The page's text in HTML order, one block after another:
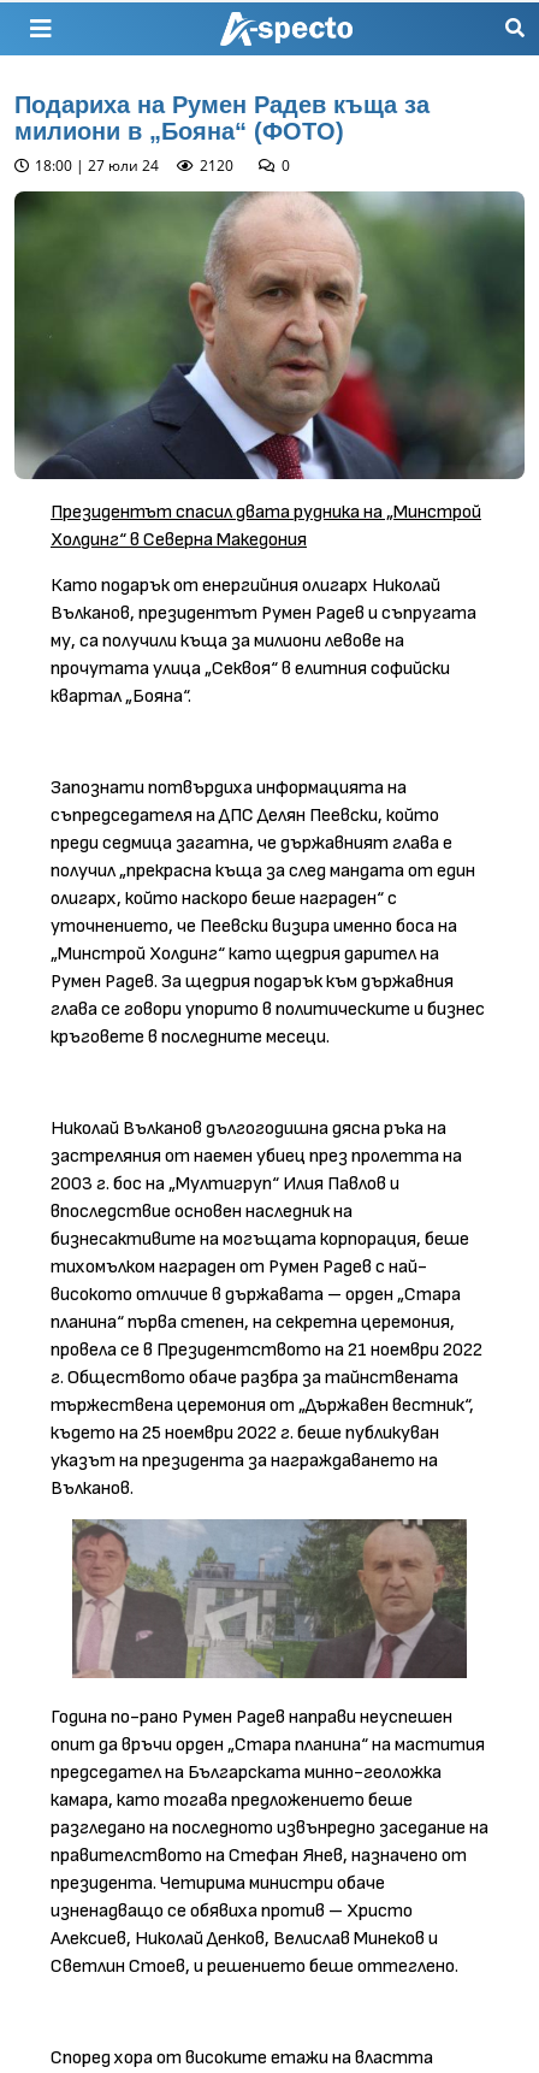
Подариха на Румен Радев къща за
милиони в „Бояна“ (ФОТО)
18:00 | 27 юли 24 2120 0
Президентът спасил двата рудника на „Минстрой
Холдинг“ в Северна Македония
Като подарък от енергийния олигарх Николай
Вълканов, президентът Румен Радев и съпругата
му, са получили къща за милиони левове на
прочутата улица „Секвоя“ в елитния софийски
квартал „Бояна“.
Запознати потвърдиха информацията на
съпредседателя на ДПС Делян Пеевски, който
преди седмица загатна, че държавният глава е
получил „прекрасна къща за след мандата от един
олигарх, който наскоро беше награден“ с
уточнението, че Пеевски визира именно боса на
„Минстрой Холдинг“ като щедрия дарител на
Румен Радев. За щедрия подарък към държавния
глава се говори упорито в политическите и бизнес
кръговете в последните месеци.
Николай Вълканов дългогодишна дясна ръка на
застреляния от наемен убиец през пролетта на
2003 г. бос на „Мултигруп“ Илия Павлов и
впоследствие основен наследник на
бизнесактивите на могъщата корпорация, беше
тихомълком награден от Румен Радев с най-
високото отличие в държавата – орден „Стара
планина“ първа степен, на секретна церемония,
провела се в Президентството на 21 ноември 2022
г. Обществото обаче разбра за тайнствената
тържествена церемония от „Държавен вестник“,
където на 25 ноември 2022 г. беше публикуван
указът на президента за награждаването на
Вълканов.
Година по-рано Румен Радев направи неуспешен
опит да връчи орден „Стара планина“ на мастития
председател на Българската минно-геоложка
камара, като тогава предложението беше
разгледано на последното извънредно заседание на
правителството на Стефан Янев, назначено от
президента. Четирима министри обаче
изненадващо се обявиха против – Христо
Алексиев, Николай Денков, Велислав Минеков и
Светлин Стоев, и решението беше оттеглено.
Според хора от високите етажи на властта